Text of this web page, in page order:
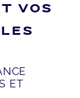
VOS
ET